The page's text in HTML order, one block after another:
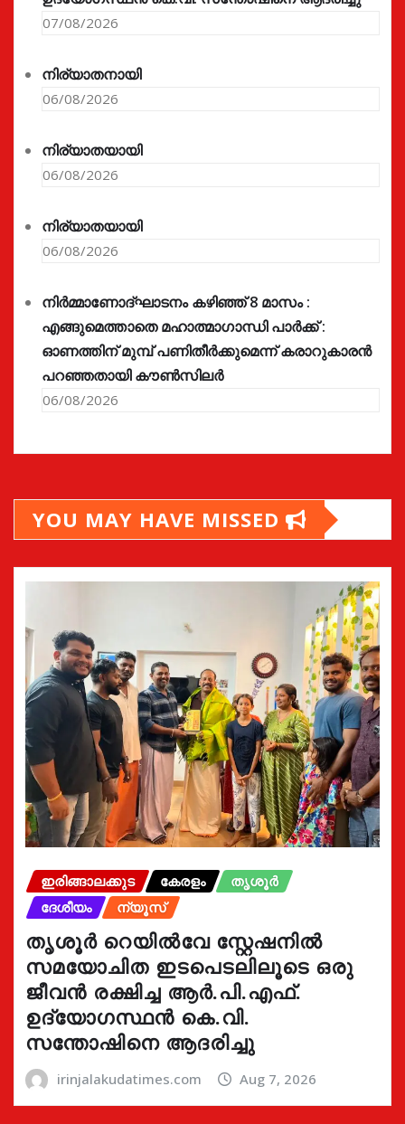
07/08/2026
നിര്യാതനായി
06/08/2026
നിര്യാതയായി
06/08/2026
നിര്യാതയായി
06/08/2026
നിർമ്മാണോദ്ഘാടനം കഴിഞ്ഞ് 8 മാസം :
എങ്ങുമെത്താതെ മഹാത്മാഗാന്ധി പാർക്ക് :
ഓണത്തിന് മുമ്പ് പണിതീർക്കുമെന്ന് കരാറുകാരൻ
പറഞ്ഞതായി കൗൺസിലർ
06/08/2026
YOU MAY HAVE MISSED
ഇരിങ്ങാലക്കുട കേരളം
തൃശൂർ
ദേശീയം
ന്യൂസ്
തൃശൂർ റെയിൽവേ സ്റ്റേഷനിൽ
സമയോചിത ഇടപെടലിലൂടെ ഒരു
ജീവൻ രക്ഷിച്ച ആർ.പി.എഫ്.
ഉദ്യോഗസ്ഥൻ കെ.വി.
സന്തോഷിനെ ആദരിച്ചു
irinjalakudatimes.com Aug 7, 2026